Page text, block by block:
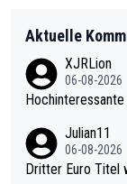
Aktuelle
XJRLion
06-08-2026
Julian11
06-08-2026
Dritter Euro Titel